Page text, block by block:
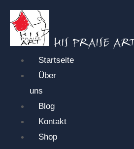
HIS PRAISE ART
Startseite
Über
uns
Blog
Kontakt
Shop